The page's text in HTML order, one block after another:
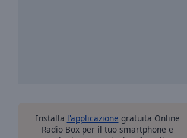
Installa l'applicazione gratuita Online
Radio Box per il tuo smartphone e